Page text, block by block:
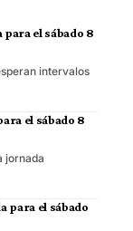
para el sábado 8
intervalos
el sábado 8
jornada
para el sábado